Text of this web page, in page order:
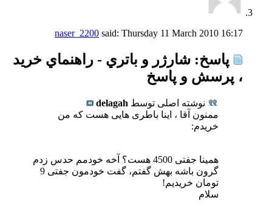
naser_2200 said: Thursday 11 March 2010 16:17
پاسخ: شارژر و باتري - راهنماي خريد
، پرسش و پاسخ
نوشته اصلی توسط delagah
ممنون آقا ، اینا باطری هایی هست که من
خریدم:
همینا جفتی 4500 هست؟ آخه خودمم حدس زدم
گرون باشه بهش گفتم، گفت خودمون جفتی 9
تومان خریدیم!
سلام